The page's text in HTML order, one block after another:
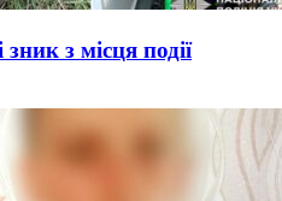
з місця події